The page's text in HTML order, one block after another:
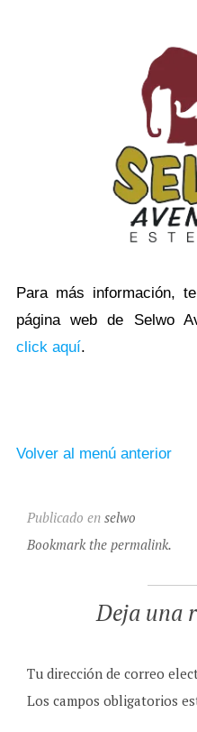
Para más información,
página web de Selwo
click aquí.
Volver al menú anterior
Publicado en selwo
Bookmark the permalink.
Deja una
Tu dirección de correo
Los campos obligatorios